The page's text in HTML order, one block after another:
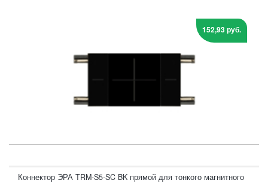
152,93 руб.
Коннектор ЭРА TRM-S5-SC BK прямой для тонкого магнитного